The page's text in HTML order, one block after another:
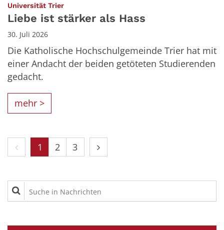
Universität Trier:
Liebe ist stärker als Hass
30. Juli 2026
Die Katholische Hochschulgemeinde Trier hat mit
einer Andacht der beiden getöteten Studierenden
gedacht.
mehr >
Vorherige Seite
1 2 3 Nächste Seite
Suche in Nachrichten